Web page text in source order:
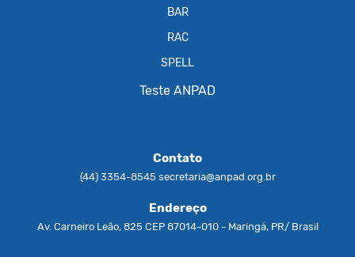
BAR
RAC
SPELL
Teste ANPAD
Contato
(44) 3354-8545 secretaria@anpad.org.br
Endereço
Av. Carneiro Leão, 825 CEP 87014-010 - Maringá, PR/ Brasil